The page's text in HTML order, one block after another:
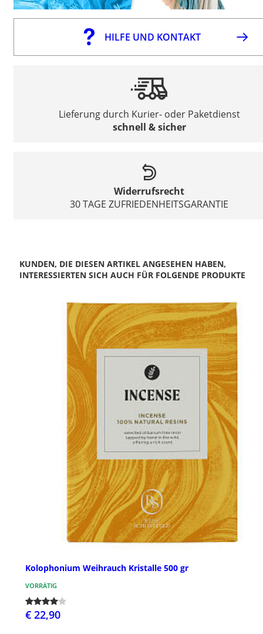
HILFE UND KONTAKT
Lieferung durch Kurier- oder Paketdienst
schnell & sicher
Widerrufsrecht
30 TAGE ZUFRIEDENHEITSGARANTIE
KUNDEN, DIE DIESEN ARTIKEL ANGESEHEN HABEN,
INTERESSIERTEN SICH AUCH FÜR FOLGENDE PRODUKTE
Kolophonium Weihrauch Kristalle 500 gr
VORRÄTIG
€ 22,90